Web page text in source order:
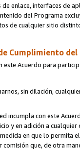
enlace, interfaces de
del Programa
de cualquier sitio
Cumplimiento
este Acuerdo para
sin dilación,
incumpla con este
y en adición a
en que lo permita
comisión que, de otra